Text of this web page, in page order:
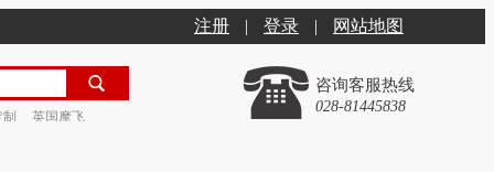
注册 | 登录 | 网站地图
英国摩飞
咨询客服热线
028-81445838